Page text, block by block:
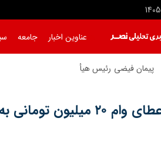
1405
عناوین اخبار جامعه
پیمان فیضی رئیس هیأت‌مدیره شرکت
جزئیات اعطای وام ۲۰